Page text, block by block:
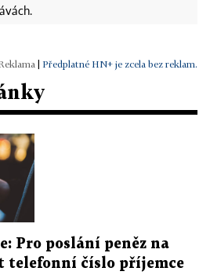
Předplatné HN+ je zcela bez reklam.
Pro poslání peněz na
telefonní číslo příjemce